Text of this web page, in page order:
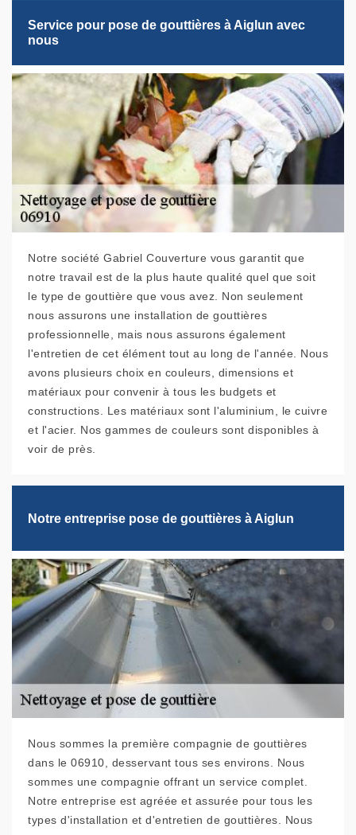
Service pour pose de gouttières à Aiglun avec
nous
Notre société Gabriel Couverture vous garantit que
notre travail est de la plus haute qualité quel que soit
le type de gouttière que vous avez. Non seulement
nous assurons une installation de gouttières
professionnelle, mais nous assurons également
l'entretien de cet élément tout au long de l'année. Nous
avons plusieurs choix en couleurs, dimensions et
matériaux pour convenir à tous les budgets et
constructions. Les matériaux sont l'aluminium, le cuivre
et l'acier. Nos gammes de couleurs sont disponibles à
voir de près.
Notre entreprise pose de gouttières à Aiglun
Nous sommes la première compagnie de gouttières
dans le 06910, desservant tous ses environs. Nous
sommes une compagnie offrant un service complet.
Notre entreprise est agréée et assurée pour tous les
types d'installation et d'entretien de gouttières. Nous